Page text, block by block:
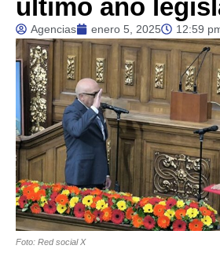
último año
Agencias enero 5, 2025 12:59
Foto: Red social X